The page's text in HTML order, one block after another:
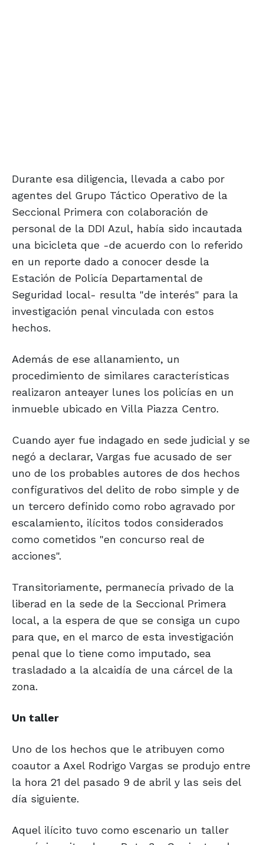
Durante esa diligencia, llevada a cabo por
agentes del Grupo Táctico Operativo de la
Seccional Primera con colaboración de
personal de la DDI Azul, había sido incautada
una bicicleta que -de acuerdo con lo referido
en un reporte dado a conocer desde la
Estación de Policía Departamental de
Seguridad local- resulta "de interés" para la
investigación penal vinculada con estos
hechos.
Además de ese allanamiento, un
procedimiento de similares características
realizaron anteayer lunes los policías en un
inmueble ubicado en Villa Piazza Centro.
Cuando ayer fue indagado en sede judicial y se
negó a declarar, Vargas fue acusado de ser
uno de los probables autores de dos hechos
configurativos del delito de robo simple y de
un tercero definido como robo agravado por
escalamiento, ilícitos todos considerados
como cometidos "en concurso real de
acciones".
Transitoriamente, permanecía privado de la
liberad en la sede de la Seccional Primera
local, a la espera de que se consiga un cupo
para que, en el marco de esta investigación
penal que lo tiene como imputado, sea
trasladado a la alcaidía de una cárcel de la
zona.
Un taller
Uno de los hechos que le atribuyen como
coautor a Axel Rodrigo Vargas se produjo entre
la hora 21 del pasado 9 de abril y las seis del
día siguiente.
Aquel ilícito tuvo como escenario un taller